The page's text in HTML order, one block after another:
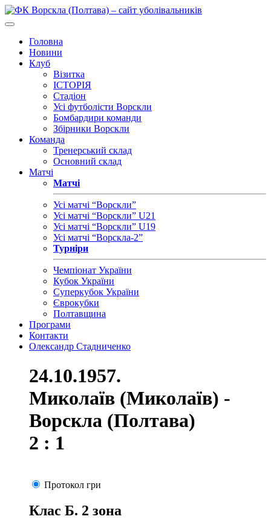
Головна
Новини
Клуб
Візитка
ІСТОРІЯ
Стадіон
Усі футболісти Ворскли
Бомбардири команди
Збірники Ворскли
Команда
Тренерський склад
Основний склад
Матчі
Матчі
Усі матчі “Ворскли”
Усі матчі “Ворскли” U21
Усі матчі “Ворскли” U19
Усі матчі “Ворскла-2”
Турніри
Чемпіонат України
Кубок України
Суперкубок України
Єврокубки
Полтавщина
Програми
Контакти
Олександр Стадниченко
24.10.1957.
Миколаїв (Миколаїв) -
Ворскла (Полтава)
2 : 1
Протокол гри
Клас Б. 2 зона